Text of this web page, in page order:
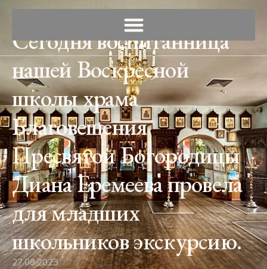
Сегодня воспитанница
нашей Воскресной
школы храма
Благовещения
Пресвятой Богородицы
Диана Еремеева провела
для младших
школьников экскурсию.
27.08.2023